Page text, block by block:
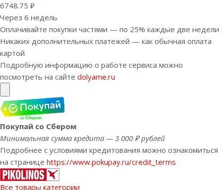
6748.75 ₽
Через 6 недель
Оплачивайте покупки частями — по 25% каждые две недели
Никаких дополнительных платежей — как обычная оплата
картой
Подробную информацию о работе сервиса можно
посмотреть на сайте dolyame.ru
Покупай со Сбером
Минимальная сумма кредита — 3 000 ₽ рублей
Подробнее с условиями кредитования можно ознакомиться
на странице https://www.pokupay.ru/credit_terms
Все товары категории